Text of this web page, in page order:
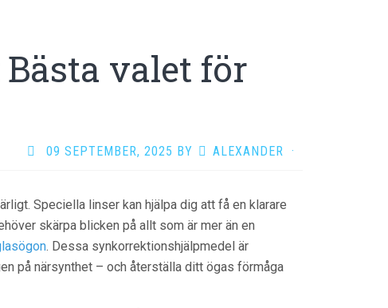
valet för
09 SEPTEMBER, 2025 BY ALEXANDER ·
Speciella linser kan hjälpa dig att få en klarare
skärpa blicken på allt som är mer än en
. Dessa synkorrektionshjälpmedel är
på närsynthet – och återställa ditt ögas förmåga